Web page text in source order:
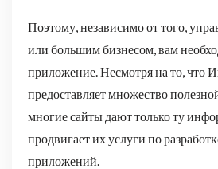
Поэтому, независимо от того,
или большим бизнесом, вам
приложение. Несмотря на то, что
предоставляет множество
многие сайты дают только ту
продвигает их услуги по
приложений.